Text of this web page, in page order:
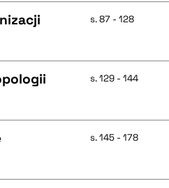
s. 87 - 128
s. 129 - 144
s. 145 - 178